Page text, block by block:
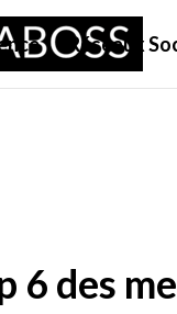
Réseaux
6 des